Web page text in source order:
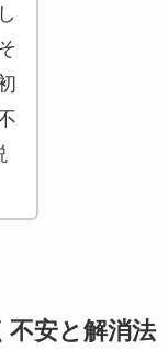
安と解消法